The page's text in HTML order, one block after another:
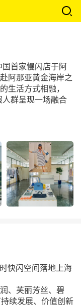
首家慢闪店于阿
阿那亚黄金海岸之
生活方式相融，
群呈现一场融合
快闪空间落地上海
、芙丽芳丝、碧
续发展、价值创新